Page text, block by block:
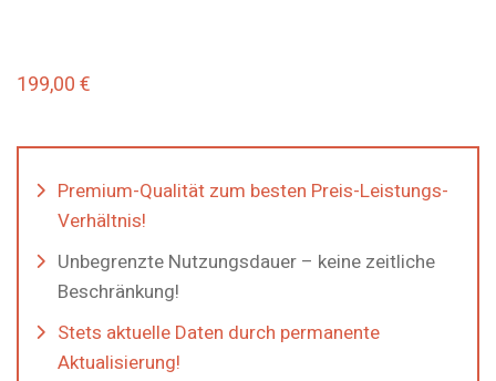
199,00€
Premium-Qualität zum besten Preis-Leistungs-
Verhältnis!
Unbegrenzte Nutzungsdauer – keine zeitliche
Beschränkung!
Stets aktuelle Daten durch permanente
Aktualisierung!